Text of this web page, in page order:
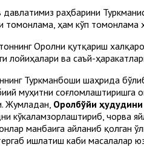
давлатимиз раҳбарини
томонлама, ҳам кўп томонлама
Оролни қутқариш
лойиҳалари ва саъй-
Туркманбоши шаҳрида
муҳитни
Жумладан, Оролбўйи ҳудудини
кўкаламзорлаштириб, чорва
манбаига айланиб қолган
ишлатиш каби масалалар